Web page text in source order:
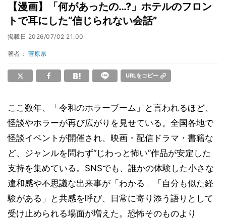
【漫画】「何があったの…?」ホテルのフロン
トで耳にした“信じられない会話”
掲載日 2026/07/02 21:00
著者： 菅原県
URLをコピー
ここ数年、「令和のホラーブーム」と言われるほど、
怪談やホラーが再び広がりを見せている。全国各地で
怪談イベントが開催され、映画・配信ドラマ・書籍な
ど、ジャンルを問わず“じわっと怖い”作品が安定した
支持を集めている。SNSでも、誰かの体験した小さな
違和感や不思議な出来事が「わかる」「自分も似た経
験がある」と共感を呼び、日常に寄り添う語りとして
受け止められる場面が増えた。恐怖そのものより